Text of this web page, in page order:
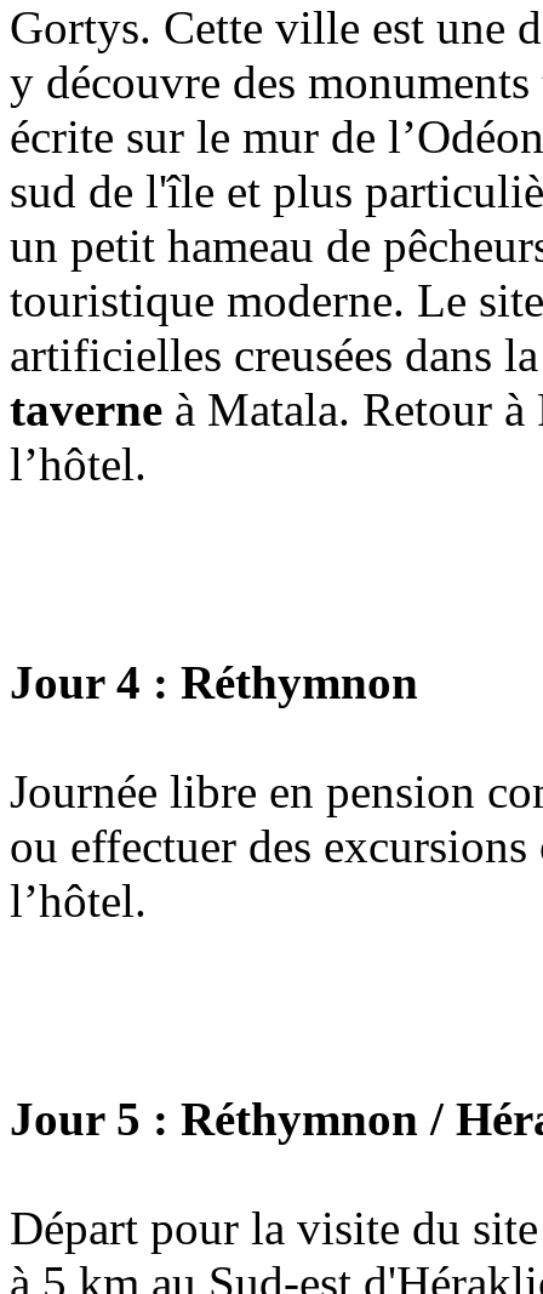
Gortys. Cette ville est une
y découvre des
écrite sur le mur de
sud de l'île et plus
un petit hameau de
touristique moderne. Le
artificielles creusées dans
taverne à Matala. Retour
l’hôtel.
Jour 4 : Réthymnon
Journée libre en pension
ou effectuer des
l’hôtel.
Jour 5 : Réthymnon /
Départ pour la visite du
à 5 km au Sud-est